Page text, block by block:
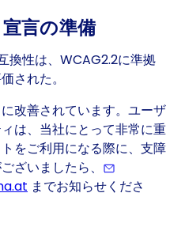
言の準備
換性は、WCAG2.2に準拠
された。
改善されています。ユーザ
は、当社にとって非常に重
をご利用になる際に、支障
ざいましたら、
までお知らせくださ